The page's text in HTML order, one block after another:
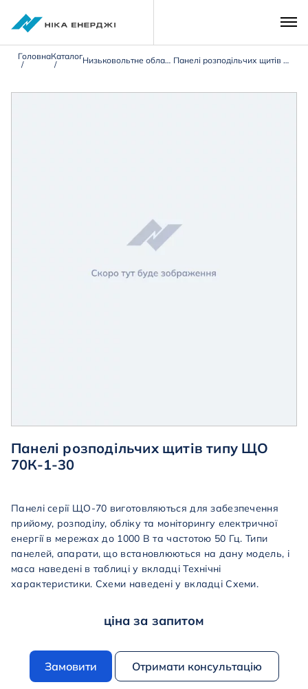
ГоловнаКаталог Низьковольтне обладнання 0,4 кВ Панелі розподільчих щитів типу ЩО-90/ЩО-70
Панелі розподільчих щитів типу ЩО
70К-1-30
Панелі серії ЩО-70 виготовляються для забезпечення
прийому, розподілу, обліку та моніторингу електричної
енергії в мережах до 1000 В та частотою 50 Гц. Типи
панелей, апарати, що встановлюються на дану модель, і
маса наведені в таблиці у вкладці Технічні
характеристики. Схеми наведені у вкладці Схеми.
ціна за запитом
Замовити Отримати консультацію